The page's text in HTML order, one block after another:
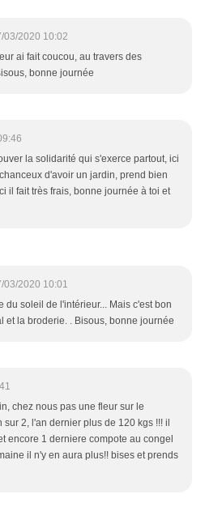
03/2020 10:02
ai fait coucou, au travers des
bonne journée
la solidarité qui s'exerce partout, ici
d'avoir un jardin, prend bien
il fait très frais, bonne journée à toi et
03/2020 10:01
du soleil de l'intérieur... Mais c'est bon
et la broderie. . Bisous, bonne journée
chez nous pas une fleur sur le
2, l'an dernier plus de 120 kgs !!! il
encore 1 derniere compote au congel
il n'y en aura plus!! bises et prends